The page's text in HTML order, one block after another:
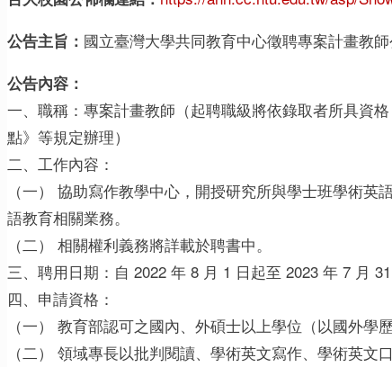
公告主旨： 國立臺灣大學共同教育中心徵聘專案計畫教
公告內容：
一、職稱：專案計畫教師（起聘職級將依錄取者所具資
點》等規定辦理）
二、工作內容：
（一） 協助寫作教學中心，開授研究所與學士班學術
語教育相關業務。
（二） 相關權利義務將詳載於聘書中。
三、聘用日期：自 2022 年 8 月 1 日起至 2023 年 7 月
四、申請資格：
（一） 教育部認可之國內、外碩士以上學位（以國外學
（二） 領域專長以批判閱讀、學術英文寫作、學術英文